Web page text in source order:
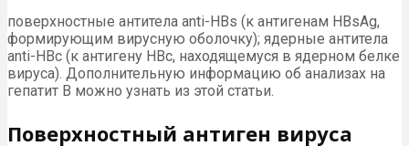
поверхностные антитела anti-HBs (к антигенам HBsAg,
формирующим вирусную оболочку); ядерные антитела
anti-HBc (к антигену HBc, находящемуся в ядерном белке
вируса). Дополнительную информацию об анализах на
гепатит В можно узнать из этой статьи.
Поверхностный антиген вируса